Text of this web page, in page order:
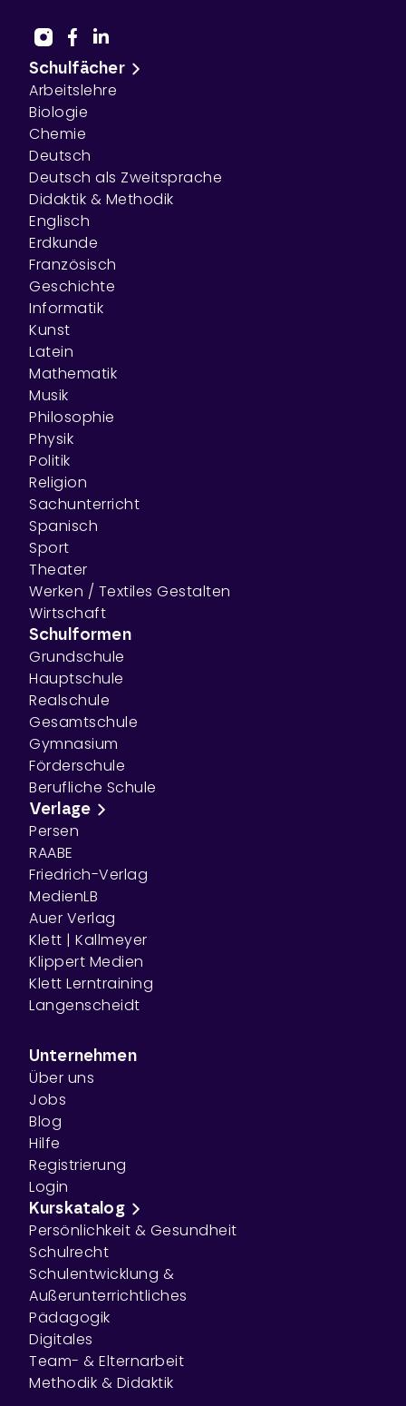
Schulfächer
Arbeitslehre
Biologie
Chemie
Deutsch
Deutsch als Zweitsprache
Didaktik & Methodik
Englisch
Erdkunde
Französisch
Geschichte
Informatik
Kunst
Latein
Mathematik
Musik
Philosophie
Physik
Politik
Religion
Sachunterricht
Spanisch
Sport
Theater
Werken / Textiles Gestalten
Wirtschaft
Schulformen
Grundschule
Hauptschule
Realschule
Gesamtschule
Gymnasium
Förderschule
Berufliche Schule
Verlage
Persen
RAABE
Friedrich-Verlag
MedienLB
Auer Verlag
Klett | Kallmeyer
Klippert Medien
Klett Lerntraining
Langenscheidt
Unternehmen
Über uns
Jobs
Blog
Hilfe
Registrierung
Login
Kurskatalog
Persönlichkeit & Gesundheit
Schulrecht
Schulentwicklung &
Außerunterrichtliches
Pädagogik
Digitales
Team- & Elternarbeit
Methodik & Didaktik